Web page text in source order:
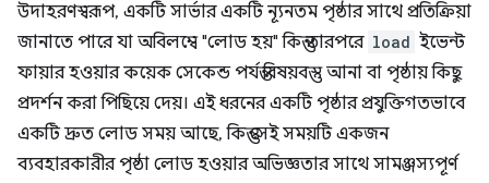
উদাহরণস্বরূপ, একটি সার্ভার একটি ন্যূনতম পৃষ্ঠার সাথে প্রতিক্রিয়া
জানাতে পারে যা অবিলম্বে "লোড হয়" কিন্তু তারপরে load ইভেন্ট
ফায়ার হওয়ার কয়েক সেকেন্ড পর্যন্ত বিষয়বস্তু আনা বা পৃষ্ঠায় কিছু
প্রদর্শন করা পিছিয়ে দেয়। এই ধরনের একটি পৃষ্ঠার প্রযুক্তিগতভাবে
একটি দ্রুত লোড সময় আছে, কিন্তু সেই সময়টি একজন
ব্যবহারকারীর পৃষ্ঠা লোড হওয়ার অভিজ্ঞতার সাথে সামঞ্জস্যপূর্ণ